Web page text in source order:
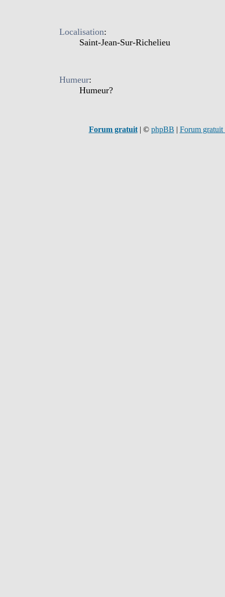
Localisation:
Saint-Jean-Sur-Richelieu
Humeur:
Humeur?
Forum gratuit| © phpBB | Forum gratuit